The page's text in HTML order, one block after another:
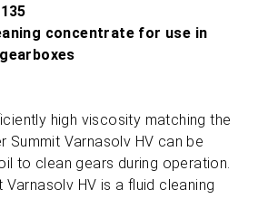
concentrate for use in
high viscosity matching the
Summit Varnasolv HV can be
to clean gears during operation.
Varnasolv HV is a fluid cleaning